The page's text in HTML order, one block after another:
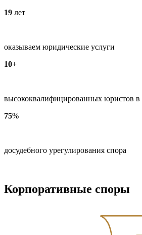
19 лет
оказываем юридические услуги
10+
высококвалифицированных юристов в
75%
досудебного урегулирования спора
Корпоративные споры